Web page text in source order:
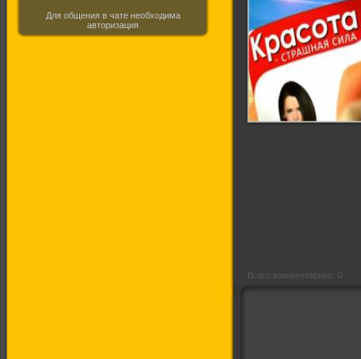
Для общения в чате необходима
авторизация
Всего комментариев: 0